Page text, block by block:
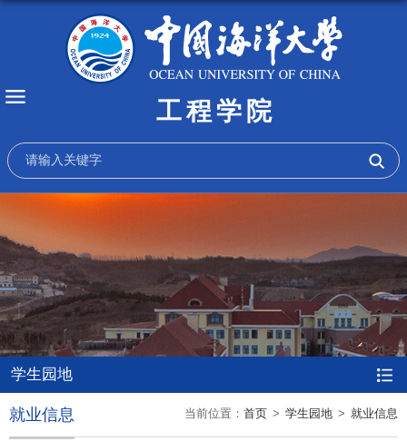
工程学院
学生园地
当前位置： 首页 > 学生园地 > 就业信息
就业信息